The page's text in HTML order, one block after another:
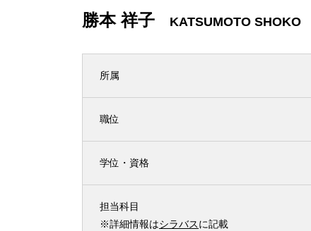
勝本 祥子 KATSUMOTO SHOKO
所属
職位
学位・資格
担当科目
※詳細情報はシラバスに記載